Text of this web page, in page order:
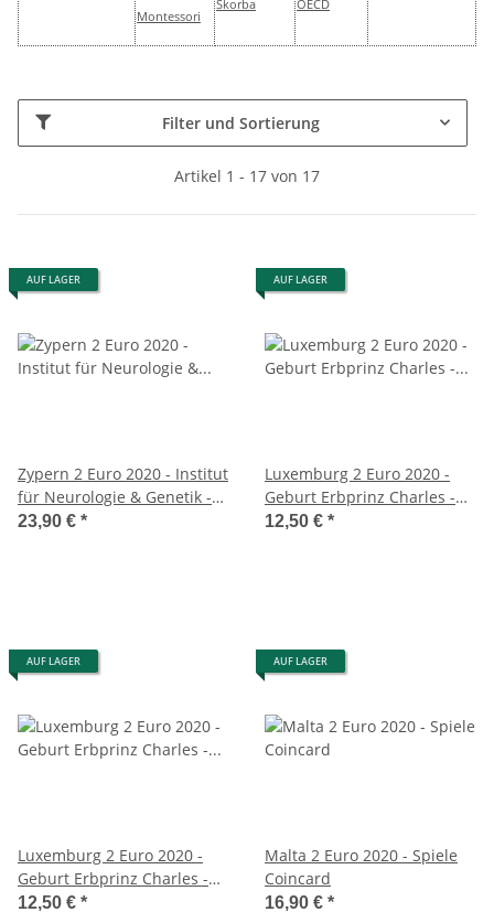
Montessori
Skorba
OECD
Filter und Sortierung
Artikel 1 - 17 von 17
AUF LAGER
Zypern 2 Euro 2020 - Institut
für Neurologie & Genetik -
Coincard
23,90 € *
AUF LAGER
Luxemburg 2 Euro 2020 -
Geburt Erbprinz Charles -
Fotoprägung
12,50 € *
AUF LAGER
Luxemburg 2 Euro 2020 -
Geburt Erbprinz Charles -
Reliefprägung
12,50 € *
AUF LAGER
Malta 2 Euro 2020 - Spiele
Coincard
16,90 € *